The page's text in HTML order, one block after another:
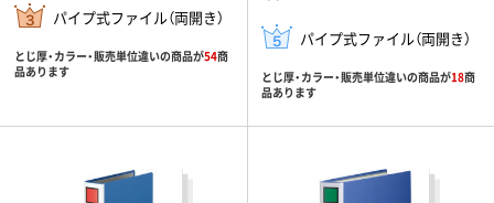
パイプ式ファイル（両開き）
とじ厚・カラー・販売単位違いの商品が54商
品あります
パイプ式ファイル（両開き）
とじ厚・カラー・販売単位違いの商品が18商
品あります